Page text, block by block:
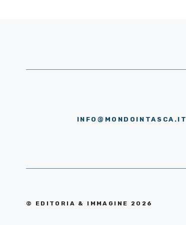
INFO@MONDOINTASCA.IT
© EDITORIA & IMMAGINE 2026